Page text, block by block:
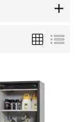
Таблиця